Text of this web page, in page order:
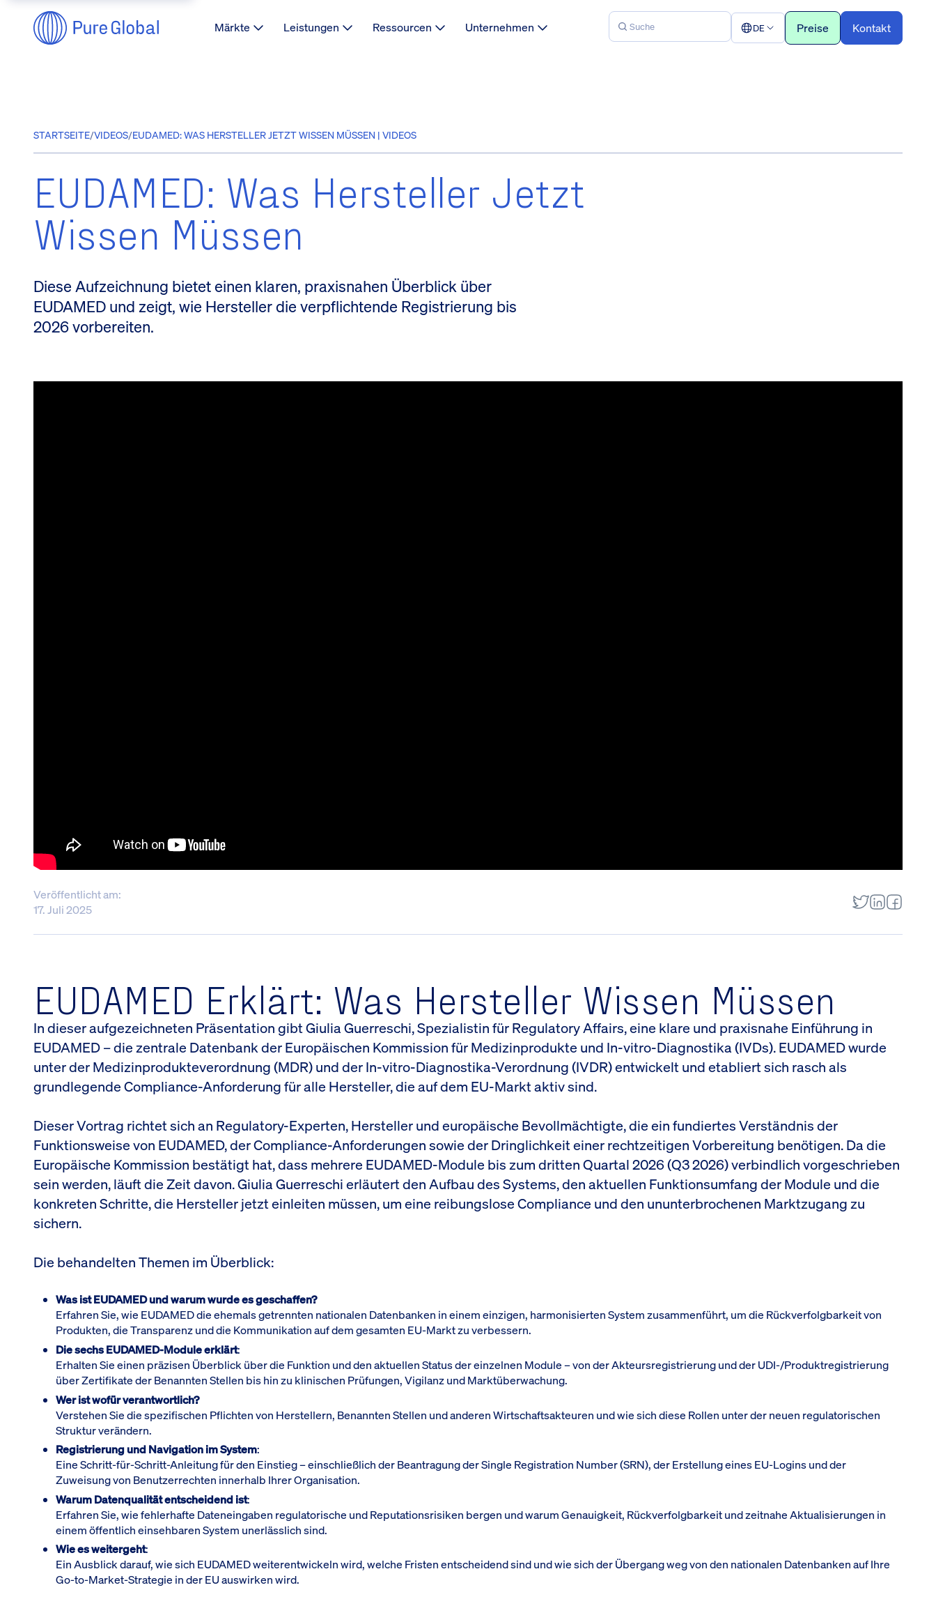
Märkte Leistungen Ressourcen Unternehmen DE Preise Kontakt
STARTSEITE/VIDEOS/EUDAMED: WAS HERSTELLER JETZT WISSEN MÜSSEN | VIDEOS
EUDAMED: Was Hersteller Jetzt
Wissen Müssen
Diese Aufzeichnung bietet einen klaren, praxisnahen Überblick über
EUDAMED und zeigt, wie Hersteller die verpflichtende Registrierung bis
2026 vorbereiten.
Veröffentlicht am:
17. Juli 2025
EUDAMED Erklärt: Was Hersteller Wissen Müssen
In dieser aufgezeichneten Präsentation gibt Giulia Guerreschi, Spezialistin für Regulatory Affairs, eine klare und praxisnahe Einführung in
EUDAMED – die zentrale Datenbank der Europäischen Kommission für Medizinprodukte und In-vitro-Diagnostika (IVDs). EUDAMED wurde
unter der Medizinprodukteverordnung (MDR) und der In-vitro-Diagnostika-Verordnung (IVDR) entwickelt und etabliert sich rasch als
grundlegende Compliance-Anforderung für alle Hersteller, die auf dem EU-Markt aktiv sind.
Dieser Vortrag richtet sich an Regulatory-Experten, Hersteller und europäische Bevollmächtigte, die ein fundiertes Verständnis der
Funktionsweise von EUDAMED, der Compliance-Anforderungen sowie der Dringlichkeit einer rechtzeitigen Vorbereitung benötigen. Da die
Europäische Kommission bestätigt hat, dass mehrere EUDAMED-Module bis zum dritten Quartal 2026 (Q3 2026) verbindlich vorgeschrieben
sein werden, läuft die Zeit davon. Giulia Guerreschi erläutert den Aufbau des Systems, den aktuellen Funktionsumfang der Module und die
konkreten Schritte, die Hersteller jetzt einleiten müssen, um eine reibungslose Compliance und den ununterbrochenen Marktzugang zu
sichern.
Die behandelten Themen im Überblick:
Was ist EUDAMED und warum wurde es geschaffen?
Erfahren Sie, wie EUDAMED die ehemals getrennten nationalen Datenbanken in einem einzigen, harmonisierten System zusammenführt, um die Rückverfolgbarkeit von
Produkten, die Transparenz und die Kommunikation auf dem gesamten EU-Markt zu verbessern.
Die sechs EUDAMED-Module erklärt:
Erhalten Sie einen präzisen Überblick über die Funktion und den aktuellen Status der einzelnen Module – von der Akteursregistrierung und der UDI-/Produktregistrierung
über Zertifikate der Benannten Stellen bis hin zu klinischen Prüfungen, Vigilanz und Marktüberwachung.
Wer ist wofür verantwortlich?
Verstehen Sie die spezifischen Pflichten von Herstellern, Benannten Stellen und anderen Wirtschaftsakteuren und wie sich diese Rollen unter der neuen regulatorischen
Struktur verändern.
Registrierung und Navigation im System:
Eine Schritt-für-Schritt-Anleitung für den Einstieg – einschließlich der Beantragung der Single Registration Number (SRN), der Erstellung eines EU-Logins und der
Zuweisung von Benutzerrechten innerhalb Ihrer Organisation.
Warum Datenqualität entscheidend ist:
Erfahren Sie, wie fehlerhafte Dateneingaben regulatorische und Reputationsrisiken bergen und warum Genauigkeit, Rückverfolgbarkeit und zeitnahe Aktualisierungen in
einem öffentlich einsehbaren System unerlässlich sind.
Wie es weitergeht:
Ein Ausblick darauf, wie sich EUDAMED weiterentwickeln wird, welche Fristen entscheidend sind und wie sich der Übergang weg von den nationalen Datenbanken auf Ihre
Go-to-Market-Strategie in der EU auswirken wird.